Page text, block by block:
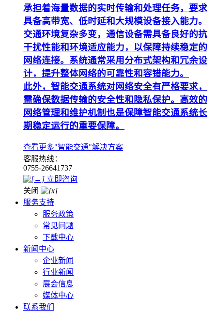
承担着海量数据的实时传输和处理任务，要求
具备高带宽、低时延和大规模设备接入能力。
交通环境复杂多变，通信设备需具备良好的抗
干扰性能和环境适应能力，以保障持续稳定的
网络连接。系统通常采用分布式架构和冗余设
计，提升整体网络的可靠性和容错能力。
此外，智能交通系统对网络安全有严格要求，
需确保数据传输的安全性和隐私保护。高效的
网络管理和维护机制也是保障智能交通系统长
期稳定运行的重要保障。
查看更多"智能交通"解决方案
客服热线：
0755-26641737
立即咨询
关闭
服务支持
服务政策
常见问题
下载中心
新闻中心
企业新闻
行业新闻
展会信息
媒体中心
联系我们